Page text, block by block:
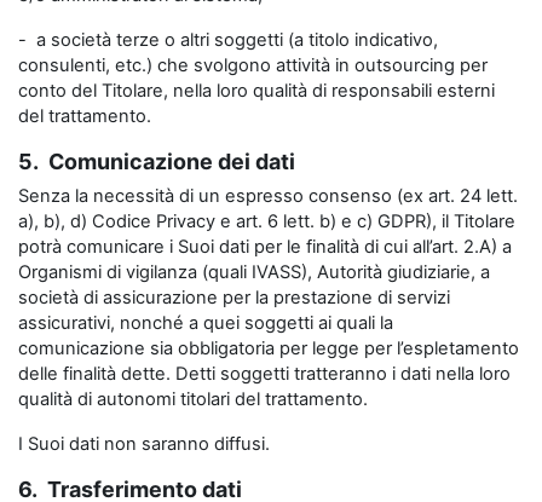
- a società terze o altri soggetti (a titolo indicativo,
consulenti, etc.) che svolgono attività in outsourcing per
conto del Titolare, nella loro qualità di responsabili esterni
del trattamento.
5. Comunicazione dei dati
Senza la necessità di un espresso consenso (ex art. 24 lett.
a), b), d) Codice Privacy e art. 6 lett. b) e c) GDPR), il Titolare
potrà comunicare i Suoi dati per le finalità di cui all’art. 2.A) a
Organismi di vigilanza (quali IVASS), Autorità giudiziarie, a
società di assicurazione per la prestazione di servizi
assicurativi, nonché a quei soggetti ai quali la
comunicazione sia obbligatoria per legge per l’espletamento
delle finalità dette. Detti soggetti tratteranno i dati nella loro
qualità di autonomi titolari del trattamento.
I Suoi dati non saranno diffusi.
6. Trasferimento dati